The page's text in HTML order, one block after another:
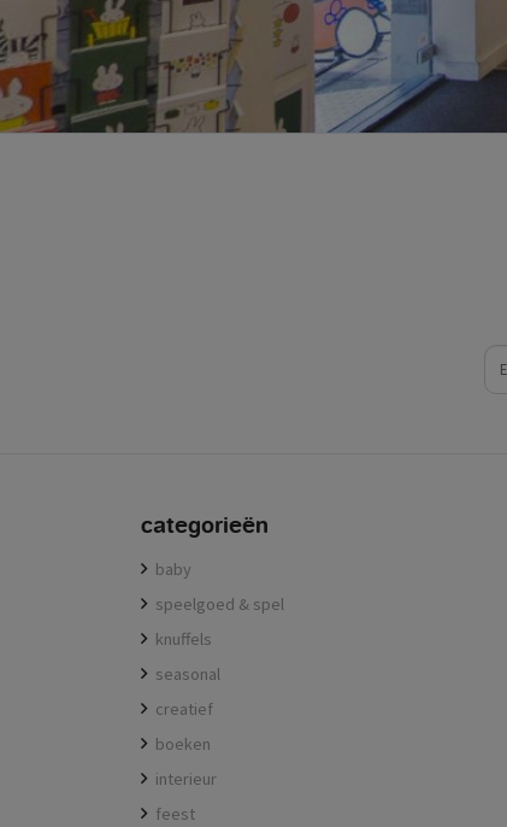
e-mail
categorieën
baby
speelgoed & spel
knuffels
seasonal
creatief
boeken
interieur
feest